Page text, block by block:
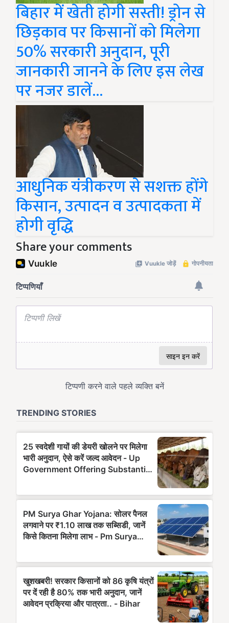
बिहार में खेती होगी सस्ती! ड्रोन से
छिड़काव पर किसानों को मिलेगा
50% सरकारी अनुदान, पूरी
जानकारी जानने के लिए इस लेख
पर नजर डालें...
आधुनिक यंत्रीकरण से सशक्त होंगे
किसान, उत्पादन व उत्पादकता में
होगी वृद्धि
Share your comments